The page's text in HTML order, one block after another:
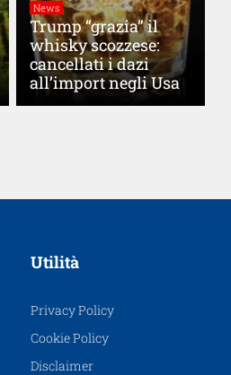
News
Trump “grazia” il
whisky scozzese:
cancellati i dazi
all’import negli Usa
Utilità
Privacy Policy
Cookie Policy
Disclaimer